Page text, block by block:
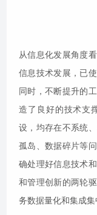
从信息化发展角度
信息技术发展，已使
同时，不断提升的
造了良好的技术支
设，均存在不系统
孤岛、数据碎片等
确处理好信息技术
和管理创新的两轮
务数据量化和集成集